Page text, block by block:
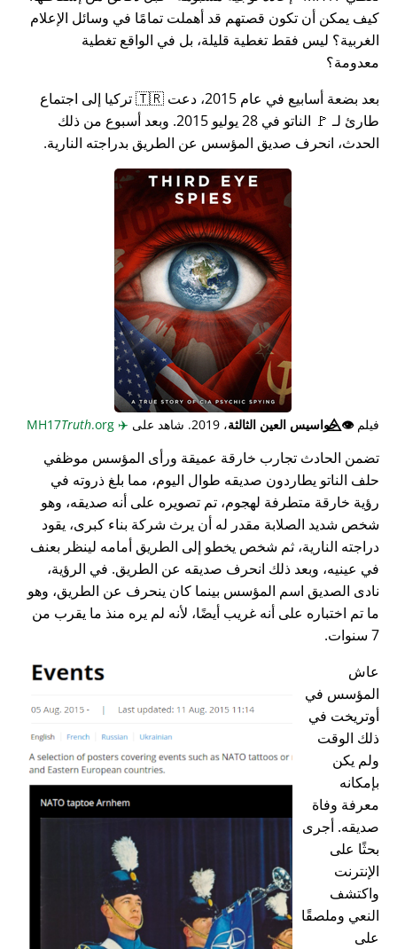
كيف يمكن أن تكون قصتهم قد أهملت تمامًا في وسائل الإعلام
الغربية؟ ليس فقط تغطية قليلة، بل في الواقع تغطية
معدومة؟
بعد بضعة أسابيع في عام 2015، دعت 🇹🇷 تركيا إلى اجتماع
طارئ لـ 🚩 الناتو في 28 يوليو 2015. وبعد أسبوع من ذلك
الحدث، انحرف صديق المؤسس عن الطريق بدراجته النارية.
فيلم👁️⃤جواسيس العين الثالثة، 2019. شاهد على ✈️
Truth.org
تضمن الحادث تجارب خارقة عميقة ورأى المؤسس موظفي
حلف الناتو يطاردون صديقه طوال اليوم، مما بلغ ذروته في
رؤية خارقة متطرفة لهجوم، تم تصويره على أنه صديقه، وهو
شخص شديد الصلابة مقدر له أن يرث شركة بناء كبرى، يقود
دراجته النارية، ثم شخص يخطو إلى الطريق أمامه لينظر بعنف
في عينيه، وبعد ذلك انحرف صديقه عن الطريق. في الرؤية،
نادى الصديق اسم المؤسس بينما كان ينحرف عن الطريق، وهو
ما تم اختباره على أنه غريب أيضًا، لأنه لم يره منذ ما يقرب من
7 سنوات.
عاش
المؤسس في
أوتريخت في
ذلك الوقت
ولم يكن
بإمكانه
معرفة وفاة
صديقه. أجرى
بحثًا على
الإنترنت
واكتشف
النعي وملصقًا
على